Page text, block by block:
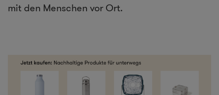
mit den Menschen vor Ort.